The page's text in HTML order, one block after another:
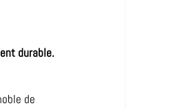
durable.
de